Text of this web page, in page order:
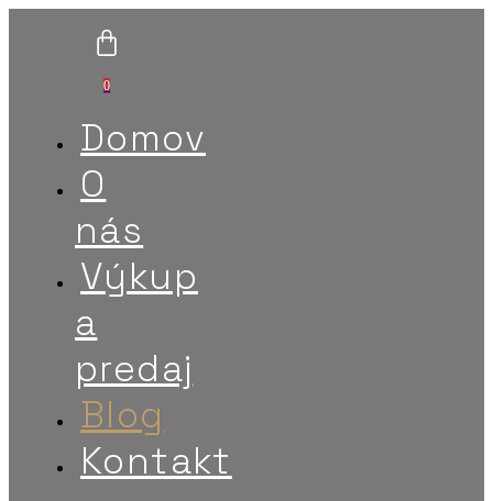
0
Domov
O
nás
Výkup
a
predaj
Blog
Kontakt